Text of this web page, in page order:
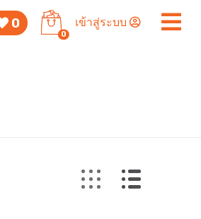
0
0
เข้าสู่ระบบ